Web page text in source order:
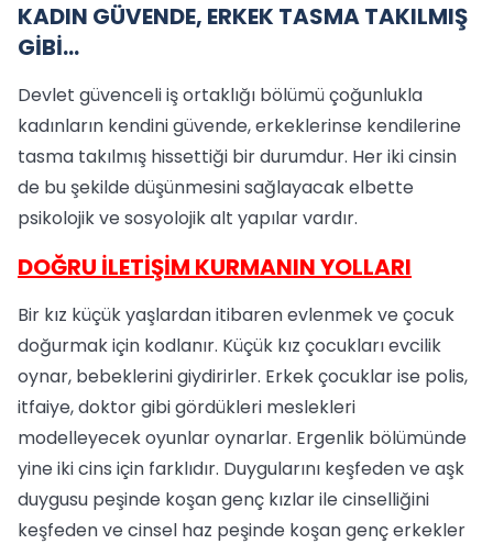
KADIN GÜVENDE, ERKEK TASMA TAKILMIŞ
GİBİ…
Devlet güvenceli iş ortaklığı bölümü çoğunlukla
kadınların kendini güvende, erkeklerinse kendilerine
tasma takılmış hissettiği bir durumdur. Her iki cinsin
de bu şekilde düşünmesini sağlayacak elbette
psikolojik ve sosyolojik alt yapılar vardır.
DOĞRU İLETİŞİM KURMANIN YOLLARI
Bir kız küçük yaşlardan itibaren evlenmek ve çocuk
doğurmak için kodlanır. Küçük kız çocukları evcilik
oynar, bebeklerini giydirirler. Erkek çocuklar ise polis,
itfaiye, doktor gibi gördükleri meslekleri
modelleyecek oyunlar oynarlar. Ergenlik bölümünde
yine iki cins için farklıdır. Duygularını keşfeden ve aşk
duygusu peşinde koşan genç kızlar ile cinselliğini
keşfeden ve cinsel haz peşinde koşan genç erkekler